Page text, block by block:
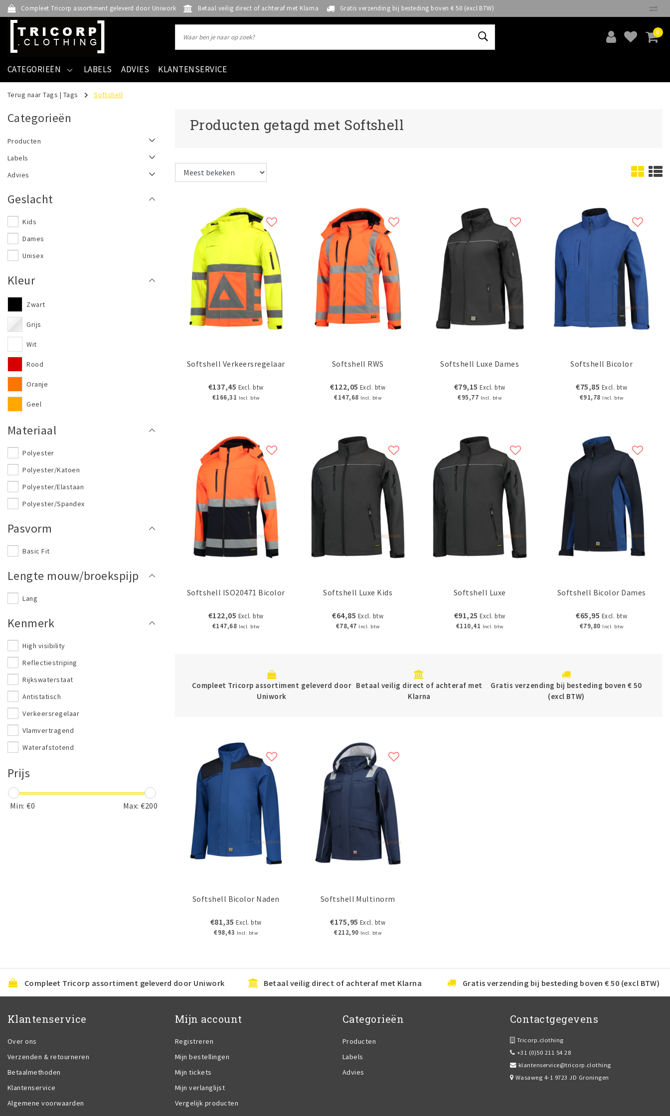
Compleet Tricorp assortiment geleverd door Uniwork Betaal veilig direct of achteraf met Klarna Gratis verzending bij besteding boven € 50 (excl BTW)
0
CATEGORIEËN LABELS ADVIES KLANTENSERVICE
Terug naar Tags | Tags Softshell
Categorieën
Producten
Labels
Advies
Geslacht
Kids
Dames
Unisex
Kleur
Zwart
Grijs
Wit
Rood
Oranje
Geel
Groen
Fluor oranje
Materiaal
Polyester
Polyester/Katoen
Polyester/Elastaan
Polyester/Spandex
Pasvorm
Basic Fit
Lengte mouw/broekspijp
Lang
Kenmerk
High visibility
Reflectiestriping
Rijkswaterstaat
Antistatisch
Verkeersregelaar
Vlamvertragend
Waterafstotend
Prijs
Min: €0 Max: €200
Producten getagd met Softshell
Softshell Verkeersregelaar
€137,45 Excl. btw
€166,31 Incl. btw
Softshell RWS
€122,05 Excl. btw
€147,68 Incl. btw
Softshell Luxe Dames
€79,15 Excl. btw
€95,77 Incl. btw
Softshell Bicolor
€75,85 Excl. btw
€91,78 Incl. btw
Softshell ISO20471 Bicolor
€122,05 Excl. btw
€147,68 Incl. btw
Softshell Luxe Kids
€64,85 Excl. btw
€78,47 Incl. btw
Softshell Luxe
€91,25 Excl. btw
€110,41 Incl. btw
Softshell Bicolor Dames
€65,95 Excl. btw
€79,80 Incl. btw
Compleet Tricorp assortiment geleverd door
Uniwork
Betaal veilig direct of achteraf met
Klarna
Gratis verzending bij besteding boven € 50
(excl BTW)
Softshell Bicolor Naden
€81,35 Excl. btw
€98,43 Incl. btw
Softshell Multinorm
€175,95 Excl. btw
€212,90 Incl. btw
Compleet Tricorp assortiment geleverd door Uniwork Betaal veilig direct of achteraf met Klarna Gratis verzending bij besteding boven € 50 (excl BTW)
Klantenservice
Over ons
Verzenden & retourneren
Betaalmethoden
Klantenservice
Algemene voorwaarden
Mijn account
Registreren
Mijn bestellingen
Mijn tickets
Mijn verlanglijst
Vergelijk producten
Categorieën
Producten
Labels
Advies
Contactgegevens
Tricorp.clothing
+31 (0)50 211 54 28
klantenservice@tricorp.clothing
Wasaweg 4-1 9723 JD Groningen